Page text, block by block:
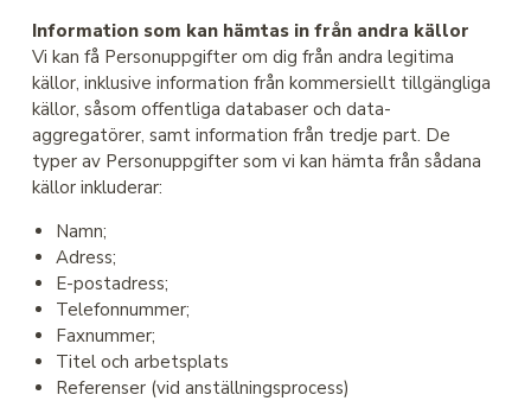
Information som kan hämtas in från andra källor
Vi kan få Personuppgifter om dig från andra legitima
källor, inklusive information från kommersiellt tillgängliga
källor, såsom offentliga databaser och data-
aggregatörer, samt information från tredje part. De
typer av Personuppgifter som vi kan hämta från sådana
källor inkluderar:
Namn;
Adress;
E-postadress;
Telefonnummer;
Faxnummer;
Titel och arbetsplats
Referenser (vid anställningsprocess)